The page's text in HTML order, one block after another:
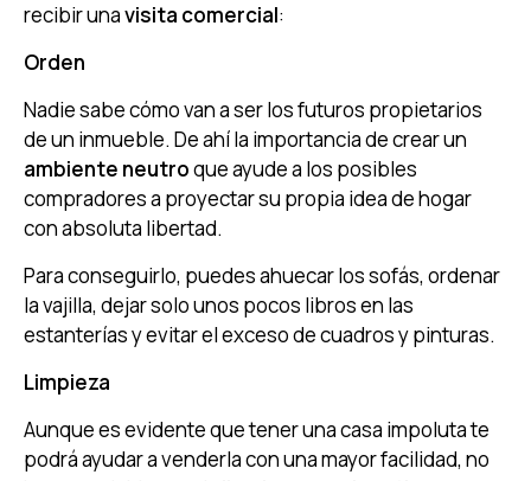
recibir unavisita comercial:
Orden
Nadie sabe cómo van a ser los futuros propietarios
de un inmueble. De ahí la importancia de crear un
ambiente neutroque ayude a los posibles
compradores a proyectar su propia idea de hogar
con absoluta libertad.
Para conseguirlo, puedes ahuecar los sofás, ordenar
la vajilla, dejar solo unos pocos libros en las
estanterías y evitar el exceso de cuadros y pinturas.
Limpieza
Aunque es evidente que tener una casa impoluta te
podrá ayudar a venderla con una mayor facilidad, no